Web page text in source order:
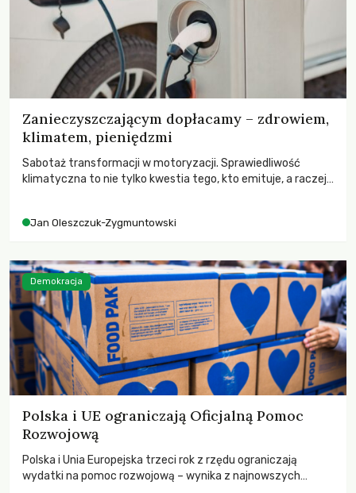
Zanieczyszczającym dopłacamy – zdrowiem,
klimatem, pieniędzmi
Sabotaż transformacji w motoryzacji. Sprawiedliwość
klimatyczna to nie tylko kwestia tego, kto emituje, a raczej
Jan Oleszczuk-Zygmuntowski
Polska i UE ograniczają Oficjalną Pomoc
Rozwojową
Polska i Unia Europejska trzeci rok z rzędu ograniczają
wydatki na pomoc rozwojową – wynika z najnowszych
Demokracja